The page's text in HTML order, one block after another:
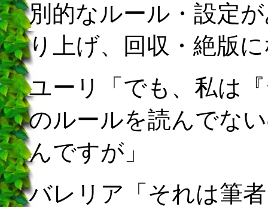
別的なルール・設定
り上げ、回収・絶版
ユーリ「でも、私は
のルールを読んでな
んですが」
バレリア「それは筆